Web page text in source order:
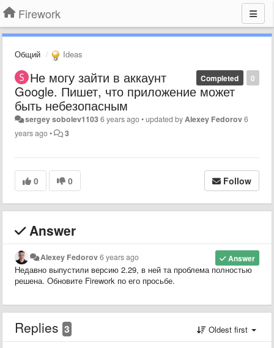
Firework
Общий Ideas
0
Completed
Не могу зайти в аккаунт
Google. Пишет, что приложение может
быть небезопасным
sergey sobolev11036 years ago•updated by Alexey Fedorov6
years ago• 3
0 0 Follow
Answer
Answer
Alexey Fedorov6 years ago
Недавно выпустили версию 2.29, в ней та проблема полностью
решена. Обновите Firework по его просьбе.
Replies 3 Oldest first